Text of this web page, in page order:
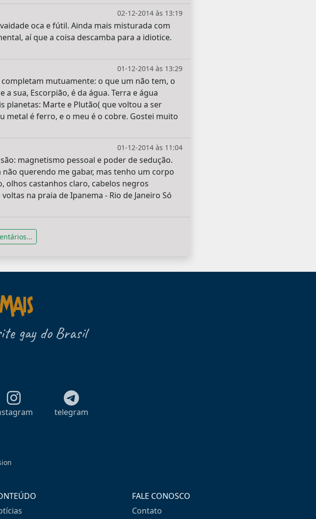
02-12-2014 às 13:19
oca e fútil. Ainda mais misturada com
aí que a coisa descamba para a idiotice.
01-12-2014 às 13:29
mutuamente: o que um não tem, o
sua, Escorpião, é da água. Terra e água
planetas: Marte e Plutão( que voltou a ser
metal é ferro, e o meu é o cobre. Gostei muito
01-12-2014 às 11:04
magnetismo pessoal e poder de sedução.
querendo me gabar, mas tenho um corpo
olhos castanhos claro, cabelos negros
na praia de Ipanema - Rio de Janeiro Só
gay do Brasil
telegram
FALE CONOSCO
Contato